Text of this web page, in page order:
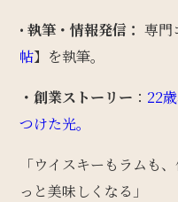
•執筆・情報発信： 専門
帖】を執筆。
・創業ストーリー ： 22
つけた光。
「ウイスキーもラムも
っと美味しくなる」